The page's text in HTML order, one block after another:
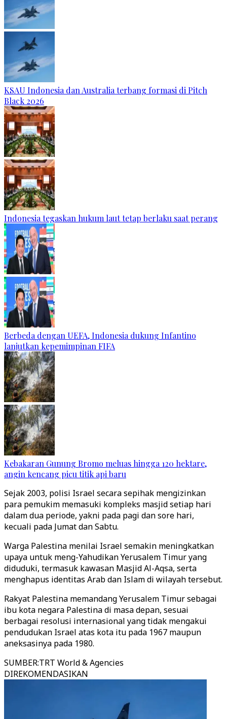
KSAU Indonesia dan Australia terbang formasi di Pitch
Black 2026
Indonesia tegaskan hukum laut tetap berlaku saat perang
Berbeda dengan UEFA, Indonesia dukung Infantino
lanjutkan kepemimpinan FIFA
Kebakaran Gunung Bromo meluas hingga 120 hektare,
angin kencang picu titik api baru
Sejak 2003, polisi Israel secara sepihak mengizinkan
para pemukim memasuki kompleks masjid setiap hari
dalam dua periode, yakni pada pagi dan sore hari,
kecuali pada Jumat dan Sabtu.
Warga Palestina menilai Israel semakin meningkatkan
upaya untuk meng-Yahudikan Yerusalem Timur yang
diduduki, termasuk kawasan Masjid Al-Aqsa, serta
menghapus identitas Arab dan Islam di wilayah tersebut.
Rakyat Palestina memandang Yerusalem Timur sebagai
ibu kota negara Palestina di masa depan, sesuai
berbagai resolusi internasional yang tidak mengakui
pendudukan Israel atas kota itu pada 1967 maupun
aneksasinya pada 1980.
SUMBER:TRT World & Agencies
DIREKOMENDASIKAN